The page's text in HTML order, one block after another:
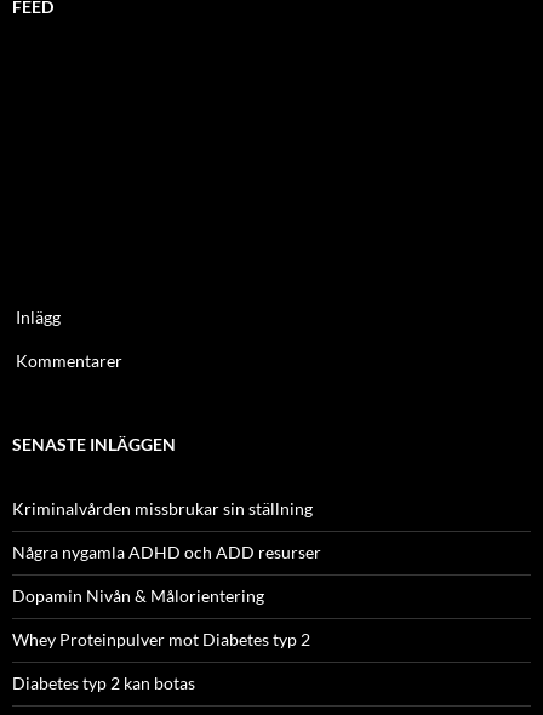
FEED
Inlägg
Kommentarer
SENASTE INLÄGGEN
Kriminalvården missbrukar sin ställning
Några nygamla ADHD och ADD resurser
Dopamin Nivån & Målorientering
Whey Proteinpulver mot Diabetes typ 2
Diabetes typ 2 kan botas